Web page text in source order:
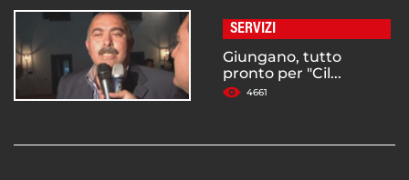
SERVIZI
Giungano, tutto
pronto per "Cil...
4661